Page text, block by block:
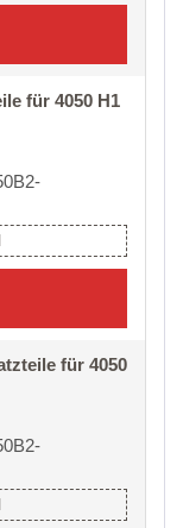
für 4050 H1
für 4050